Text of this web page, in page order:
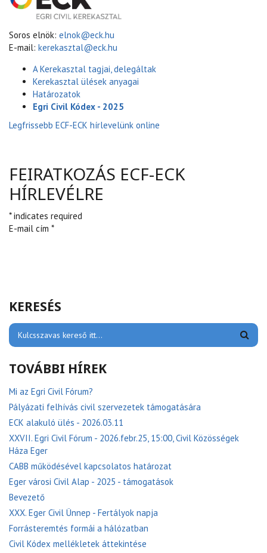
Soros elnök: elnok@eck.hu
E-mail: kerekasztal@eck.hu
A Kerekasztal tagjai, delegáltak
Kerekasztal ülések anyagai
Határozatok
Egri Civil Kódex - 2025
Legfrissebb ECF-ECK hírlevelünk online
FEIRATKOZÁS ECF-ECK
HÍRLEVÉLRE
* indicates required
E-mail cím *
KERESÉS
TOVÁBBI HÍREK
Mi az Egri Civil Fórum?
Pályázati felhívás civil szervezetek támogatására
ECK alakuló ülés - 2026.03.11
XXVII. Egri Civil Fórum - 2026.febr.25, 15:00, Civil Közösségek
Háza Eger
CABB működésével kapcsolatos határozat
Eger városi Civil Alap - 2025 - támogatások
Bevezető
XXX. Eger Civil Ünnep - Fertályok napja
Forrásteremtés formái a hálózatban
Civil Kódex mellékletek áttekintése